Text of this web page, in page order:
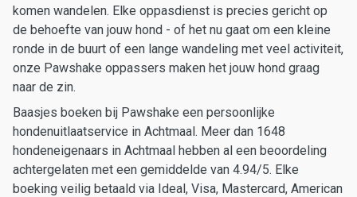
komen wandelen. Elke oppasdienst is precies gericht op
de behoefte van jouw hond - of het nu gaat om een kleine
ronde in de buurt of een lange wandeling met veel activiteit,
onze Pawshake oppassers maken het jouw hond graag
naar de zin.
Baasjes boeken bij Pawshake een persoonlijke
hondenuitlaatservice in Achtmaal. Meer dan 1648
hondeneigenaars in Achtmaal hebben al een beoordeling
achtergelaten met een gemiddelde van 4.94/5. Elke
boeking veilig betaald via Ideal, Visa, Mastercard, American